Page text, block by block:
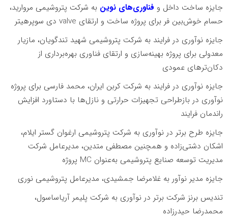
جایزه ساخت داخل و فناوری‌های نوین به شرکت پتروشیمی مروارید،
حسام خوش‌بین فر برای پروژه ساخت و ارتقای valve دی سوپرهیتر
جایزه نوآوری در فرایند به شرکت پتروشیمی شهید تندگویان، مازیار
معدولی برای پروژه بهینه‌سازی و ارتقای فناوری بهره‌برداری از
دکان‌ترهای عمودی
جایزه نوآوری در فرایند به شرکت کربن ایران، محمد فارسی برای پروژه
نوآوری در بازطراحی تجهیزات حرارتی و نازل‌ها با دستاورد افزایش
راندمان فرایند
جایزه طرح برتر در نوآوری به شرکت پتروشیمی ارغوان گستر ایلام،
اشکان دشتی‌زاده و همچنین مصطفی متدین، مدیرعامل شرکت
مدیریت توسعه صنایع پتروشیمی به‌عنوان MC پروژه
جایزه مدیر نوآور به غلامرضا جمشیدی، مدیرعامل پتروشیمی نوری
تندیس برنز شرکت برتر در نوآوری به شرکت پلیمر آریاساسول،
محمدرضا حیدرزاده